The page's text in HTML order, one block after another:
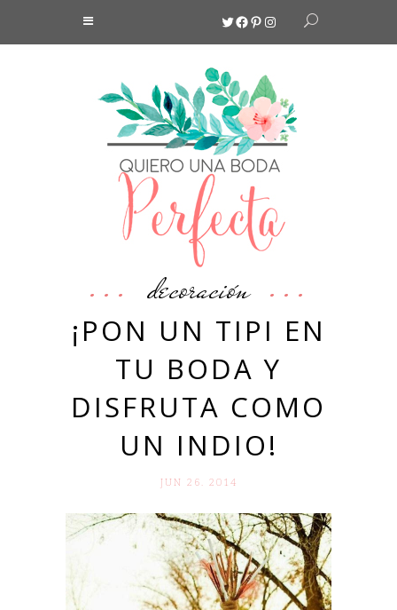
Twitter
Facebook
Pinterest
Instagram
decoración
¡PON UN TIPI EN
TU BODA Y
DISFRUTA COMO
UN INDIO!
JUN 26. 2014